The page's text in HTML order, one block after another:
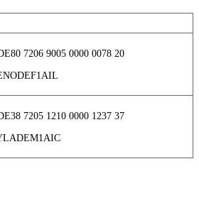
7206 9005 0000 0078 20
7205 1210 0000 1237 37